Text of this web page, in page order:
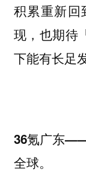
积累重新回
现，也期待
下能有长足
36氪广东
全球。